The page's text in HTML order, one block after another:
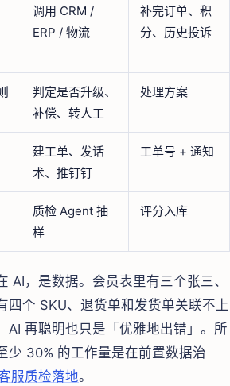
调用 CRM /
ERP / 物流
补完订单、积
分、历史投诉
判定是否升级、
补偿、转人工
处理方案
建工单、发话
术、推钉钉
工单号 + 通知
质检 Agent 抽
样
评分入库
AI，是数据。会员表里有三个张三、
四个 SKU、退货单和发货单关联不上
再聪明也只是「优雅地出错」。所
少 30% 的工作量是在前置数据治
服质检落地。